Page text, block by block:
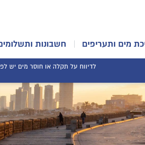
מים ותעריפים חשבונות
לדיווח על תקלה או חוסר מים יש